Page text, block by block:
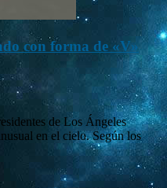
con forma de «V»
de Los Ángeles
en el cielo. Según los